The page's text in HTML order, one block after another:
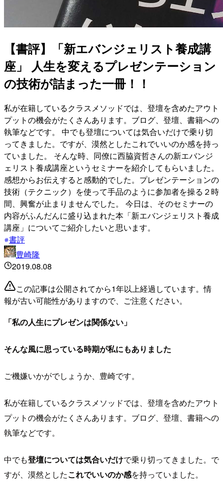
【書評】「新エバンジェリスト養成講
座」 人生を変えるプレゼンテーション
の技術が詰まった一冊！！
私が在籍しているクラスメソッドでは、登壇を含めたアウト
プットの機会がたくさんあります。ブログ、登壇、書籍への
執筆などです。 中でも登壇については気合いだけで乗り切
ってきました。ですが、漠然としたこれでいいのか感を持っ
ていました。 そんな時、同僚に西脇資哲さんの新エバンジ
ェリスト養成講座というセミナーを紹介してもらいました。
感想からお伝えすると感動的でした。プレゼンテーションの
技術（テクニック）を使って手品のように参加者を操る２時
間、興奮が止まりませんでした。 今日は、そのセミナーの
内容がふんだんに盛り込まれた本「新エバンジェリスト養成
講座」についてご紹介したいと思います。
書評
豊崎隆
2019.08.08
この記事は公開されてから1年以上経過しています。情
報が古い可能性がありますので、ご注意ください。
「私の人生にプレゼンは関係ない」
そんな風に思っている時期が私にもありました
ご機嫌いかがでしょうか、豊崎です。
私が在籍しているクラスメソッドでは、登壇を含めたアウト
プットの機会がたくさんあります。ブログ、登壇、書籍への
執筆などです。
中でも登壇については気合いだけで乗り切ってきました。で
すが、漠然としたこれでいいのか感を持っていました。